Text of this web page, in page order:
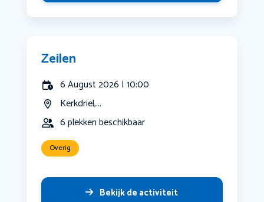
Zeilen
6 August 2026 | 10:00
Kerkdriel,...
6 plekken beschikbaar
Overig
Bekijk de activiteit